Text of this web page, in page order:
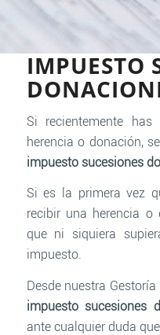
IMPUESTO
Si recientemente
herencia o donación,
impuesto sucesiones
Si es la primera vez
recibir una herencia o
que ni siquiera
impuesto.
Desde nuestra
impuesto sucesiones
ante cualquier duda